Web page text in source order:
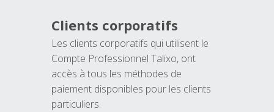
Clients corporatifs
Les clients corporatifs qui utilisent le
Compte Professionnel Talixo, ont
accès à tous les méthodes de
paiement disponibles pour les clients
particuliers.